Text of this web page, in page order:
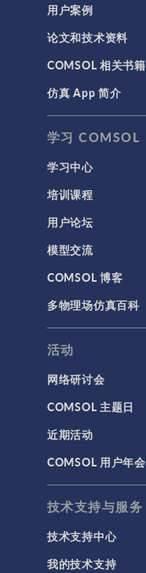
用户案例
论文和技术资料
COMSOL 相关书籍
仿真 App 简介
学习 COMSOL
学习中心
培训课程
用户论坛
模型交流
COMSOL 博客
多物理场仿真百科
活动
网络研讨会
COMSOL 主题日
近期活动
COMSOL 用户年会
技术支持与服务
技术支持中心
我的技术支持